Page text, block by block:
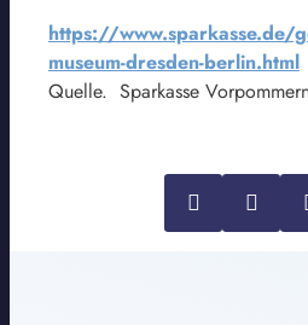
https://www.sparkasse.de/
museum-dresden-berlin.html
Quelle. Sparkasse